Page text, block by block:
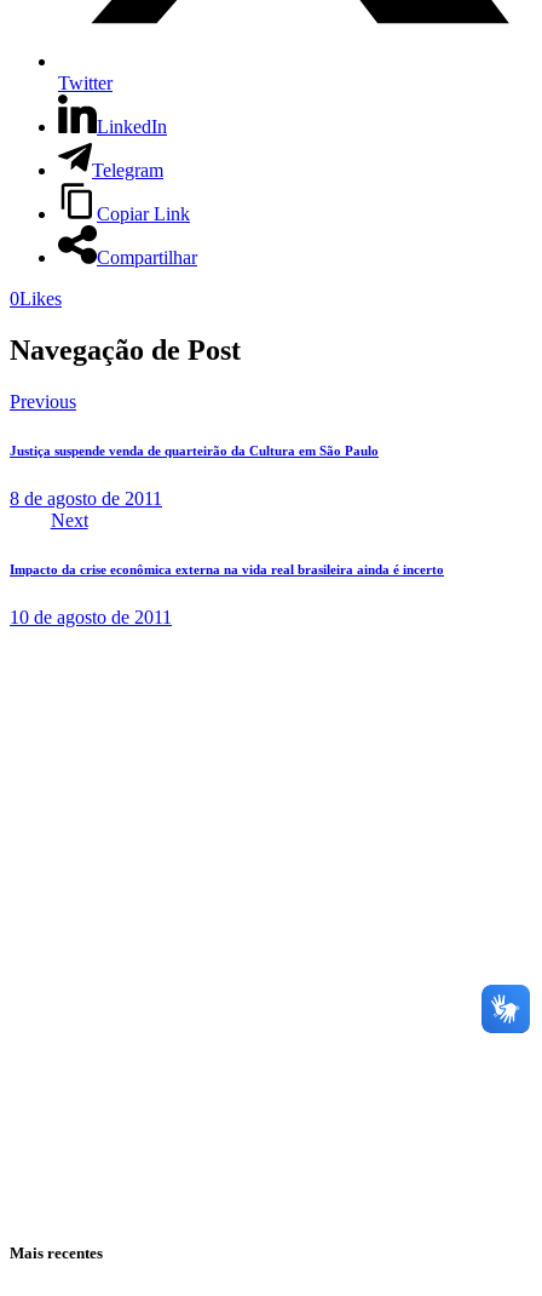
Twitter
LinkedIn
Telegram
Copiar Link
Compartilhar
0Likes
Navegação de Post
Previous
Justiça suspende venda de quarteirão da Cultura em São Paulo
8 de agosto de 2011
Next
Impacto da crise econômica externa na vida real brasileira ainda é incerto
10 de agosto de 2011
Mais recentes